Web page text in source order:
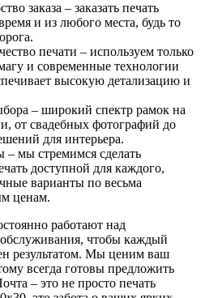
заказа – заказать печать
и из любого места, будь то
печати – используем только
и современные технологии
высокую детализацию и
– широкий спектр рамок на
от свадебных фотографий до
для интерьера.
мы стремимся сделать
доступной для каждого,
варианты по весьма
ценам.
работают над
чтобы каждый
результатом. Мы ценим ваш
всегда готовы предложить
– это не просто печать